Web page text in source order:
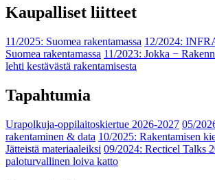
Kaupalliset liitteet
11/2025: Suomea rakentamassa 12/2024:
Suomea rakentamassa 11/2023: Jokka −
lehti kestävästä rakentamisesta
Tapahtumia
Urapolkuja-oppilaitoskiertue 2026-2027 05/
rakentaminen & data 10/2025: Rakentamisen
Jätteistä materiaaleiksi 09/2024: Recticel Talks
paloturvallinen loiva katto